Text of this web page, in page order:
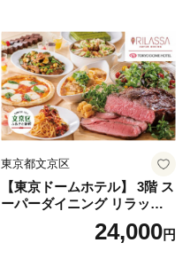
東京都文京区
【東京ドームホテル】 3階 ス
ーパーダイニング リラッサ
ランチブッフェ お食事券 大
人1名様分 関東 東京 ご利用
24,000円